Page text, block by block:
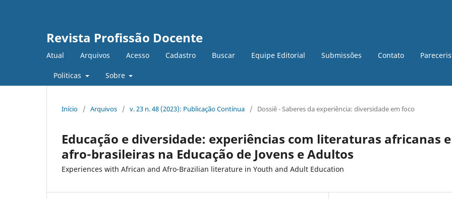
Revista Profissão Docente
Atual Arquivos Acesso Cadastro Buscar Equipe Editorial Submissões Contato
Politicas Sobre
Início / Arquivos / v. 23 n. 48 (2023): Publicação Contínua / Dossiê - Saberes da experiência: diversidade em foco
Educação e diversidade: experiências com literaturas africanas e
afro-brasileiras na Educação de Jovens e Adultos
Experiences with African and Afro-Brazilian literature in Youth and Adult Education